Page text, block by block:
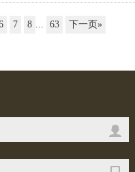
7 8 ... 63 下一页»